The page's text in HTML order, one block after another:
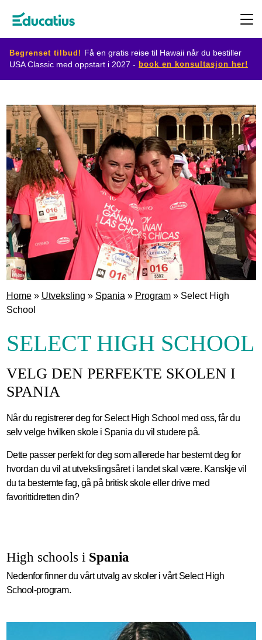
Begrenset tilbud! Få en gratis reise til Hawaii når du bestiller
USA Classic med oppstart i 2027 - book en konsultasjon her!
Utvekslingsprogram
Planlegg
din
utveksling
Bli
vertsfamilie
Home» Utveksling » Spania » Program» Select High
School
SELECT HIGH SCHOOL
VELG DEN PERFEKTE SKOLEN I
SPANIA
Når du registrerer deg for Select High School med oss, får du
selv velge hvilken skole i Spania du vil studere på.
Dette passer perfekt for deg som allerede har bestemt deg for
hvordan du vil at utvekslingsåret i landet skal være. Kanskje vil
du ta bestemte fag, gå på britisk skole eller drive med
favorittidretten din?
High schools i Spania
Nedenfor finner du vårt utvalg av skoler i vårt Select High
School-program.